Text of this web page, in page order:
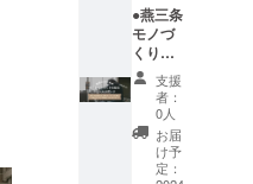
認くだ
さい。
https://
minoru
seisaku
syo.jp/a
rchives
/472 当
日予約
ム
https://
minoru
seisaku
syo.jp/c
ontact
直近の
開催日
につい
ては、
ら、ご
自宅の
お寛ぎ
タイム
にご利
用くだ
さい。
本商品
は、お
限
2024年
12月末
まで 開
催場所
ミノル
製作
所 ※上
越新幹
いる商
品が多
いので
すが、
今回は
あえて
表情の
あるこ
のへら
●燕三条
モノづ
くりを
知る
フィー
ルド
ワーク
参加券
全３日
支援
者：
0人
お届
け予
定：